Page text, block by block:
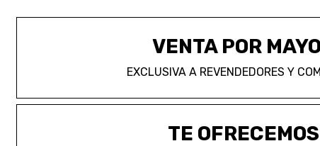
VENTA POR
EXCLUSIVA A REVENDEDORES Y
TE OFRECEMOS